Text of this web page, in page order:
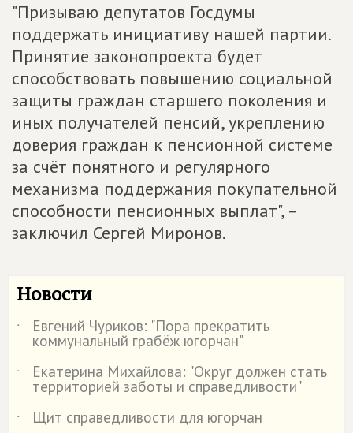
"Призываю депутатов Госдумы
поддержать инициативу нашей партии.
Принятие законопроекта будет
способствовать повышению социальной
защиты граждан старшего поколения и
иных получателей пенсий, укреплению
доверия граждан к пенсионной системе
за счёт понятного и регулярного
механизма поддержания покупательной
способности пенсионных выплат", –
заключил Сергей Миронов.
Новости
˙ Евгений Чуриков: "Пора прекратить
коммунальный грабёж югорчан"
˙
Екатерина Михайлова: "Округ должен стать
территорией заботы и справедливости"
˙
Щит справедливости для югорчан